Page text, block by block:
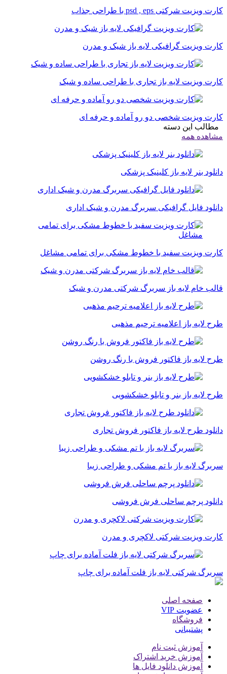
کارت ویزیت شرکتی psd , eps با طراحی جذاب
کارت ویزیت گرافیکی لایه باز شیک و مدرن
کارت ویزیت لایه باز تجاری با طراحی ساده و شیک
کارت ویزیت شخصی دو رو آماده و حرفه ای
مطالب این دسته
مشاهده همه
دانلود بنر لایه باز کلینیک پزشکی
دانلود فایل گرافیکی سربرگ مدرن و شیک اداری
کارت ویزیت سفید با خطوط مشکی برای تمامی مشاغل
قالب خام لایه باز سربرگ شرکتی مدرن و شیک
طرح لایه باز اعلامیه ترحیم مذهبی
طرح لایه باز فاکتور فروش با رنگ روشن
طرح لایه باز بنر و تابلو خشکشویی
دانلود طرح لایه باز فاکتور فروش تجاری
سربرگ لایه باز با تم مشکی و طراحی زیبا
دانلود پرچم ساحلی فرش فروشی
کارت ویزیت شرکتی لاکچری و مدرن
سربرگ شرکتی لایه باز فلت آماده برای چاپ
صفحه اصلی
عضویت VIP
فروشگاه
پشتیبانی
آموزش ثبت نام
آموزش خرید اشتراک
آموزش دانلود فایل ها